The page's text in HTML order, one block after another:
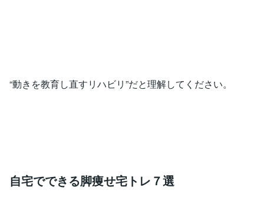
“動きを教育し直すリハビリ”だと理解してください。
自宅でできる脚痩せ宅トレ７選